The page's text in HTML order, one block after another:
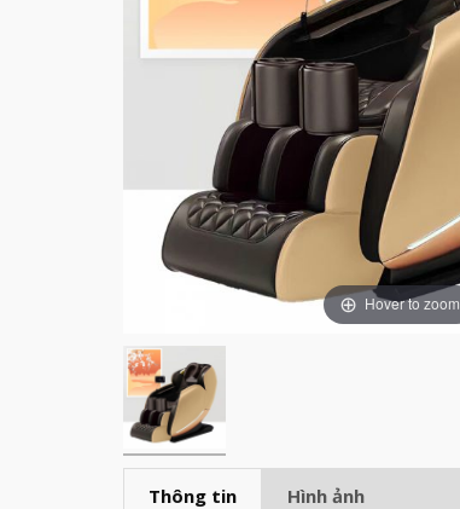
Hover to zoom
Thông tin Hình ảnh